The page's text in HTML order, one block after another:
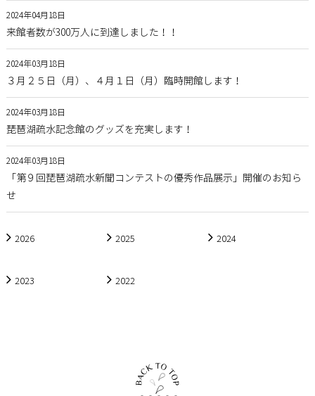
2024年04月18日
来館者数が300万人に到達しました！！
2024年03月18日
３月２５日（月）、４月１日（月）臨時開館します！
2024年03月18日
琵琶湖疏水記念館のグッズを充実します！
2024年03月18日
「第９回琵琶湖疏水新聞コンテストの優秀作品展示」開催のお知ら
せ
2026 2025 2024
2023 2022